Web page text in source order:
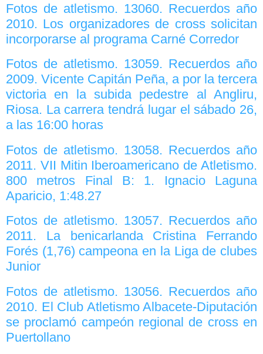
Fotos de atletismo. 13060. Recuerdos año
2010. Los organizadores de cross solicitan
incorporarse al programa Carné Corredor
Fotos de atletismo. 13059. Recuerdos año
2009. Vicente Capitán Peña, a por la tercera
victoria en la subida pedestre al Angliru,
Riosa. La carrera tendrá lugar el sábado 26,
a las 16:00 horas
Fotos de atletismo. 13058. Recuerdos año
2011. VII Mitin Iberoamericano de Atletismo.
800 metros Final B: 1. Ignacio Laguna
Aparicio, 1:48.27
Fotos de atletismo. 13057. Recuerdos año
2011. La benicarlanda Cristina Ferrando
Forés (1,76) campeona en la Liga de clubes
Junior
Fotos de atletismo. 13056. Recuerdos año
2010. El Club Atletismo Albacete-Diputación
se proclamó campeón regional de cross en
Puertollano